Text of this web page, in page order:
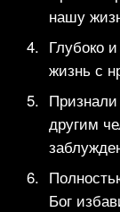
нашу
Глубоко
жизнь с
другим
Бог